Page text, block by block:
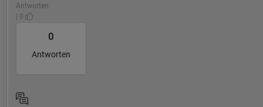
Antworten
| 0
0
Antworten